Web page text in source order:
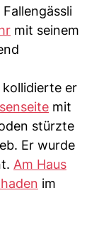
mit seinem
kollidierte er
mit
stürzte
Er wurde
Am Haus
im